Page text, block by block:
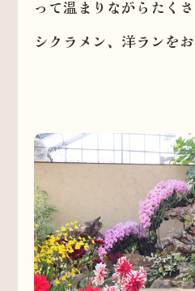
って温まりながらたく
シクラメン、洋ランを